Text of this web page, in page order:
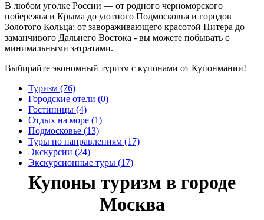
В любом уголке России — от родного черноморского
побережья и Крыма до уютного Подмосковья и городов
Золотого Кольца; от завораживающего красотой Питера до
заманчивого Дальнего Востока - вы можете побывать с
минимальными затратами.
Выбирайте экономный туризм с купонами от Купонмании!
Туризм (76)
Городские отели (0)
Гостиницы (4)
Отдых на море (1)
Подмосковье (13)
Туры по направлениям (17)
Экскурсии (24)
Экскурсионные туры (17)
Купоны туризм в городе
Москва